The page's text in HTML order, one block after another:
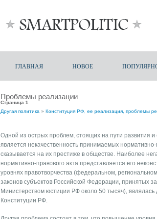
ГЛАВНАЯ НОВОЕ
Проблемы реализации
Страница 1
Другая политика » Конституция РФ, ее реализация, проблемы
Одной из острых проблем, стоящих на пути развития и
является некачественность принимаемых
сказывается на их престиже в обществе. Наиболее
нормативно-правового акта представляется его
уровнях правотворчества (федеральном,
законов субъектов Российской Федерации, принятых
Министерством юстиции РФ около 50 тысяч),
Конституции РФ.